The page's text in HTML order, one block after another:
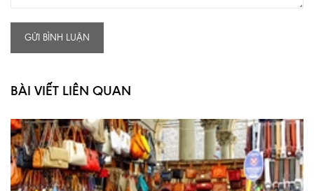
GỬI BÌNH LUẬN
BÀI VIẾT LIÊN QUAN